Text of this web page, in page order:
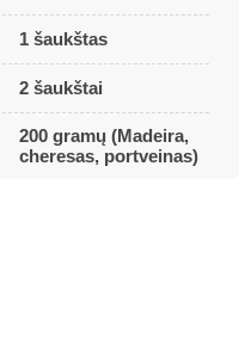
1 šaukštas
2 šaukštai
200 gramų (Madeira,
cheresas, portveinas)